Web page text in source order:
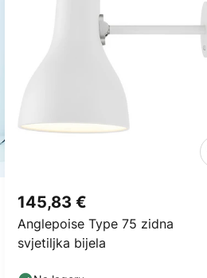
Anglepoise Type 75 zidna
svjetiljka bijela
145,83 €